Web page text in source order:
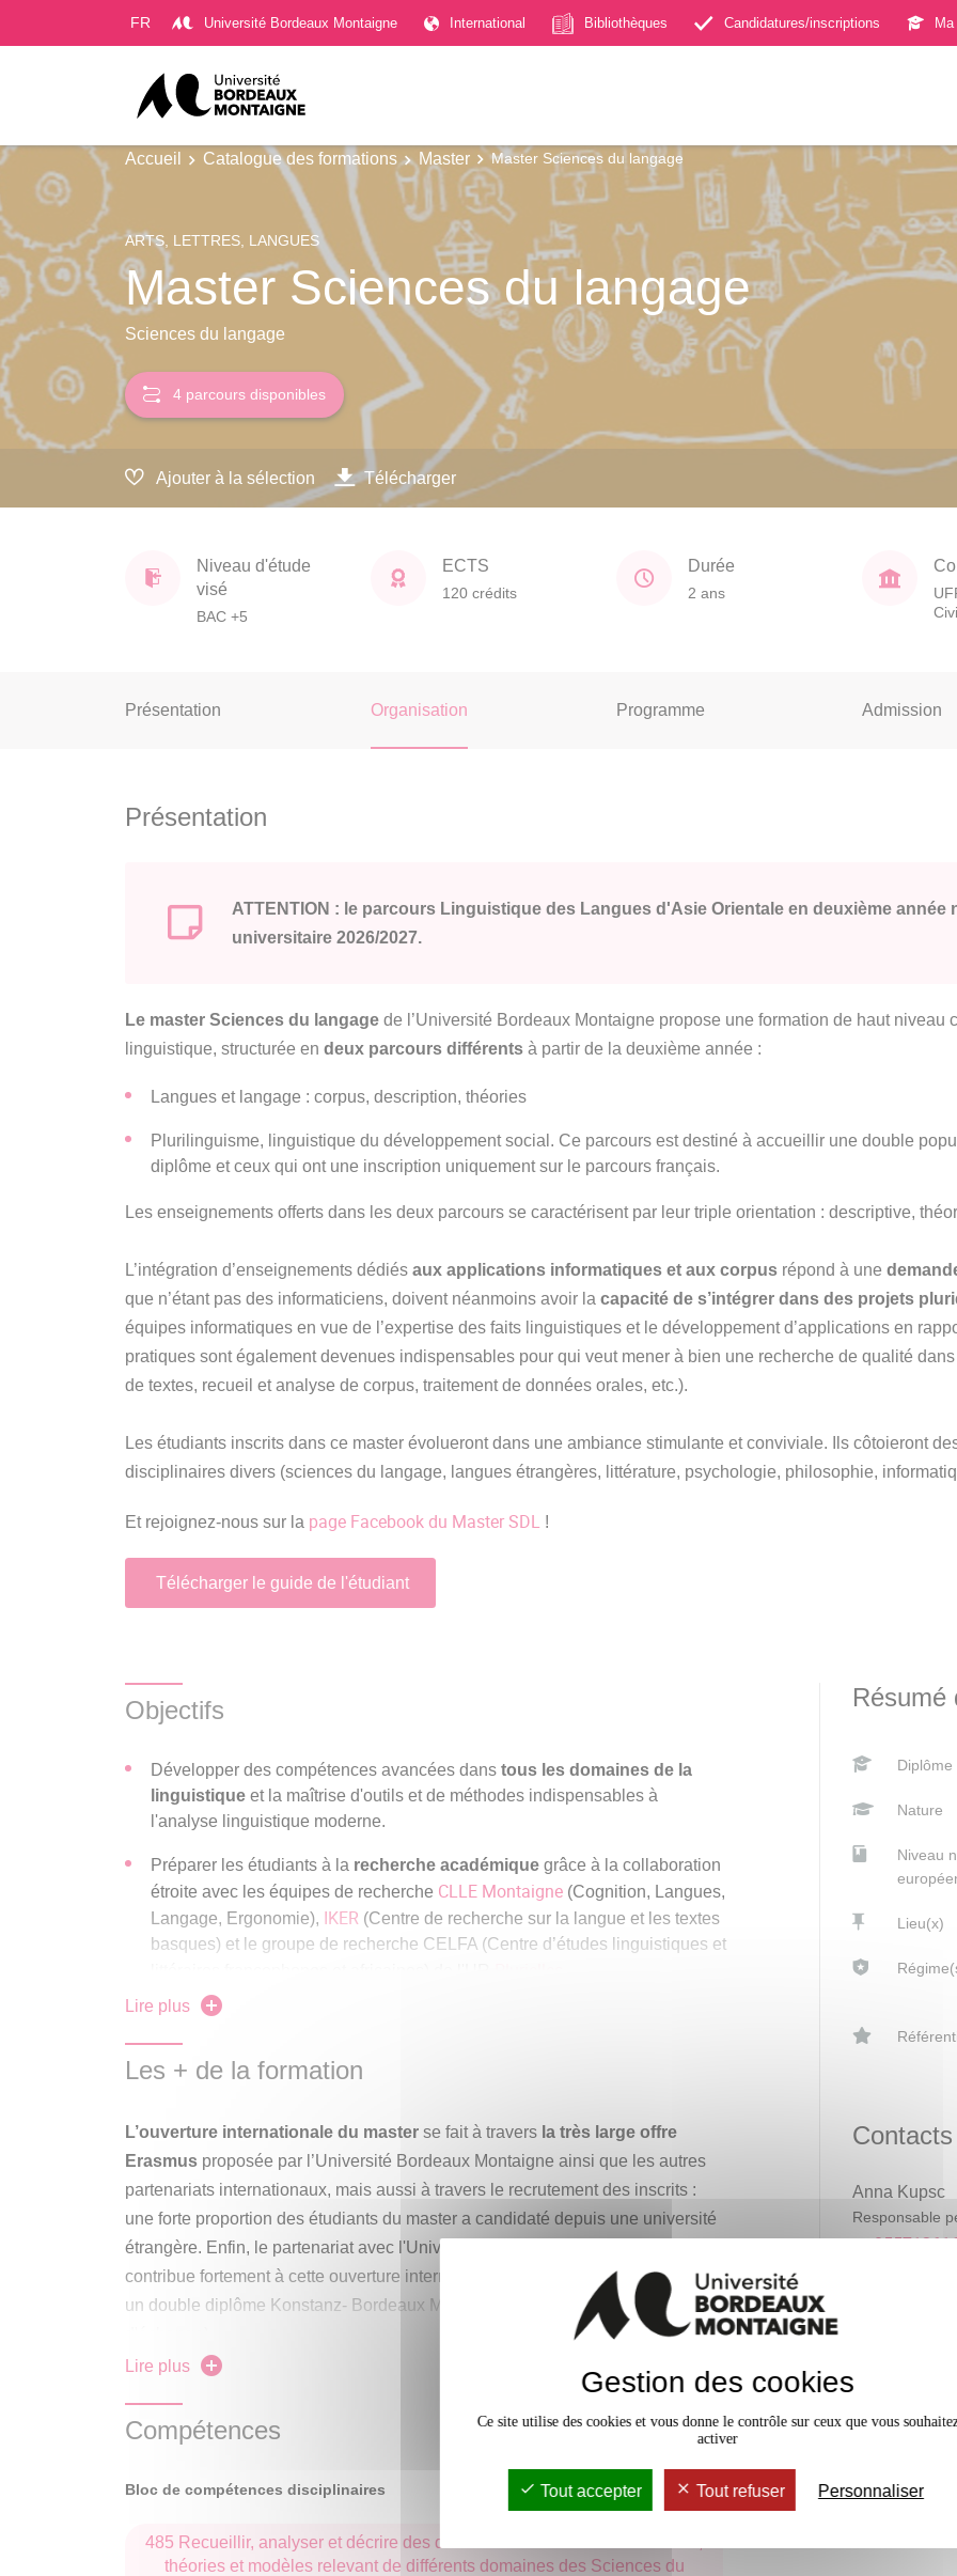
FR Université Bordeaux Montaigne International Bibliothèques Candidatures/inscriptions Ma
Accueil Catalogue des formations Master Master Sciences du langage
ARTS, LETTRES, LANGUES
Master Sciences du langage
Sciences du langage
4 parcours disponibles
Ajouter à la sélection Télécharger
Niveau d'étude
visé
BAC +5
ECTS
120 crédits
Durée
2 ans
Présentation Organisation Programme Admission
Présentation
ATTENTION : le parcours Linguistique des Langues d'Asie Orientale en deuxième année
universitaire 2026/2027.
Le master Sciences du langage de l’Université Bordeaux Montaigne propose une formation de haut niveau
linguistique, structurée en deux parcours différents à partir de la deuxième année :
Langues et langage : corpus, description, théories
Plurilinguisme, linguistique du développement social. Ce parcours est destiné à accueillir une double
diplôme et ceux qui ont une inscription uniquement sur le parcours français.
Les enseignements offerts dans les deux parcours se caractérisent par leur triple orientation : descriptive,
L’intégration d’enseignements dédiés aux applications informatiques et aux corpus répond à une
que n’étant pas des informaticiens, doivent néanmoins avoir la capacité de s’intégrer dans des projets
équipes informatiques en vue de l’expertise des faits linguistiques et le développement d’applications en
pratiques sont également devenues indispensables pour qui veut mener à bien une recherche de qualité
de textes, recueil et analyse de corpus, traitement de données orales, etc.).
Les étudiants inscrits dans ce master évolueront dans une ambiance stimulante et conviviale. Ils côtoieront
disciplinaires divers (sciences du langage, langues étrangères, littérature, psychologie, philosophie,
Et rejoignez-nous sur la page Facebook du Master SDL !
Télécharger le guide de l'étudiant
Objectifs
Développer des compétences avancées dans tous les domaines de la
linguistique et la maîtrise d'outils et de méthodes indispensables à
l'analyse linguistique moderne.
Préparer les étudiants à la recherche académique grâce à la collaboration
étroite avec les équipes de recherche CLLE Montaigne (Cognition, Langues,
Langage, Ergonomie), IKER (Centre de recherche sur la langue et les textes
basques) et le groupe de recherche CELFA (Centre d’études linguistiques et
Préparer les étudiants à l’insertion professionnelle en dehors de l’université
grâce au stage professionnalisant en M2.
Lire plus
Les + de la formation
L’ouverture internationale du master se fait à travers la très large offre
Erasmus proposée par l’Université Bordeaux Montaigne ainsi que les autres
partenariats internationaux, mais aussi à travers le recrutement des inscrits :
une forte proportion des étudiants du master a candidaté depuis une université
étrangère. Enfin, le partenariat avec l'Université de Konstanz (Allemagne)
contribue fortement à cette ouverture internationale, avec la possibilité d'obtenir
un double diplôme Konstanz- Bordeaux Montaigne en Master 2 SDL (6 mois
Les étudiants de 1ère année organisent un colloque de Sciences du
langage
ouvert aux étudiants de M2, aux doctorants et aux post-doctorants. Cet
événement rencontre un grand succès et permet aux étudiants de découvrir le
(M1) qu’à travers la présentation d’exposés de recherche au colloque (M2).
Lire plus
Compétences
Bloc de compétences disciplinaires
485 Recueillir, analyser et décrire des données en utilisant des méthodes,
théories et modèles relevant de différents domaines des Sciences du
Résumé
Diplôme
Nature
Niveau
Lieu(x)
Contacts
Anna Kupsc
Responsable
Gestion des cookies
Ce site utilise des cookies et vous donne le contrôle sur ceux que vous
activer
Tout accepter Tout refuser Personnaliser